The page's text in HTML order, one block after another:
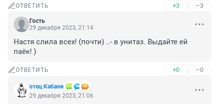
ОТВЕТИТЬ +3 –3
Гость
29 декабря 2023, 21:14
Настя слила всех! (почти) ..- в унитаз. Выдайте ей
паёк! )
ОТВЕТИТЬ +0 –0
отец Кабани
29 декабря 2023, 21:06